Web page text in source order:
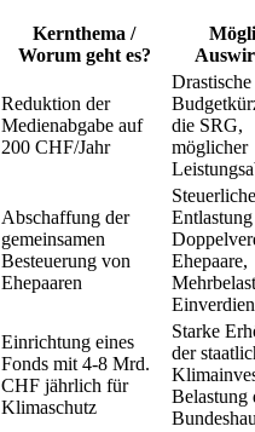
Kernthema /
Worum geht es?
Reduktion der
Medienabgabe auf
200 CHF/Jahr
Drastische
die SRG,
möglicher
Abschaffung der
gemeinsamen
Besteuerung von
Ehepaaren
Steuerliche
Ehepaare,
Einrichtung eines
Fonds mit 4-8 Mrd.
CHF jährlich für
Klimaschutz
Starke
der
Belastung